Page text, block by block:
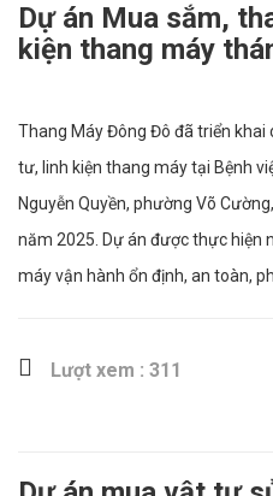
Dự án Mua sắm,
kiện thang máy
Thang Máy Đông Đô đã triển
tư, linh kiện thang máy tại Bệnh
Nguyễn Quyền, phường Võ
năm 2025. Dự án được thực hiện
máy vận hành ổn định, an toàn,
Lượt xem : 311